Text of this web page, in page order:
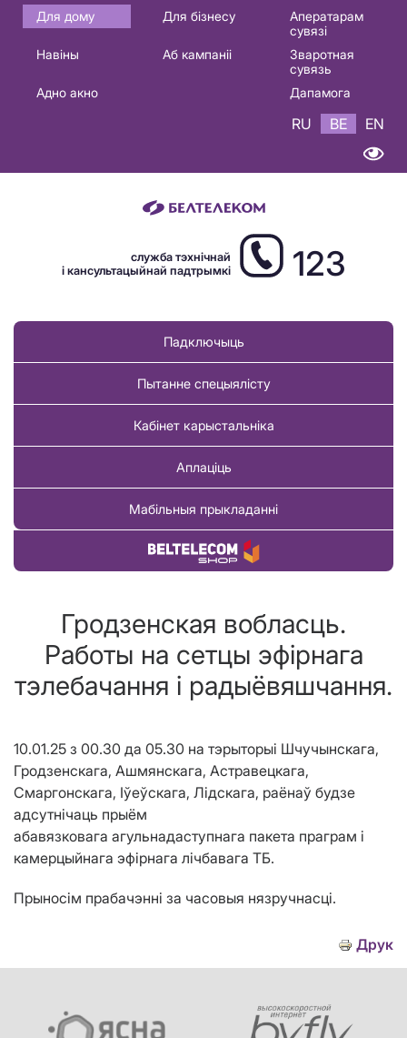
Основная
навигация
Для дому Для бізнесу
Аператарам
сувязі
Навіны
Аб кампаніі
Зваротная
сувязь
Адно акно
Дапамога
RU BE EN
служба тэхнічнай
і кансультацыйнай падтрымкі
123
Падключыць
Пытанне спецыялісту
Кабінет карыстальніка
Аплаціць
Мабільныя прыкладанні
Купіць тавар
Гродзенская вобласць.
Работы на сетцы эфірнага
тэлебачання і радыёвяшчання.
10.01.25 з 00.30 да 05.30 на тэрыторыi Шчучынскага,
Гродзенскага, Ашмянскага, Астравецкага,
Смаргонскага, Іўеўскага, Лідскага, раёнаў будзе
адсутнічаць прыём
абавязковага агульнадаступнага пакета праграм і
камерцыйнага эфірнага лічбавага ТБ.
Прыносім прабачэнні за часовыя нязручнасці.
Друк